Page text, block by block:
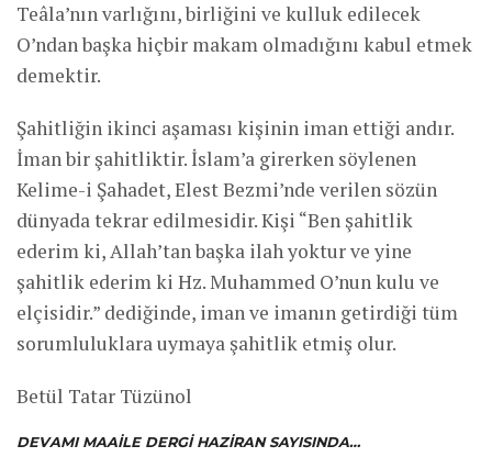
Teâla’nın varlığını, birliğini ve kulluk edilecek
O’ndan başka hiçbir makam olmadığını kabul etmek
demektir.
Şahitliğin ikinci aşaması kişinin iman ettiği andır.
İman bir şahitliktir. İslam’a girerken söylenen
Kelime-i Şahadet, Elest Bezmi’nde verilen sözün
dünyada tekrar edilmesidir. Kişi “Ben şahitlik
ederim ki, Allah’tan başka ilah yoktur ve yine
şahitlik ederim ki Hz. Muhammed O’nun kulu ve
elçisidir.” dediğinde, iman ve imanın getirdiği tüm
sorumluluklara uymaya şahitlik etmiş olur.
Betül Tatar Tüzünol
DEVAMI MAAILE DERGI HAZIRAN SAYISINDA…